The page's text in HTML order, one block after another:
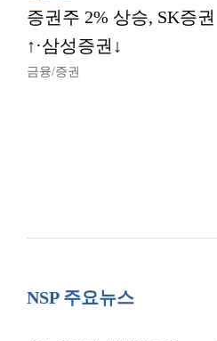
증권주 2% 상승, SK증권
↑·삼성증권↓
금융/증권
NSP 주요뉴스